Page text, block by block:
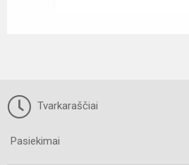
Tvarkaraščiai
Pasiekimai